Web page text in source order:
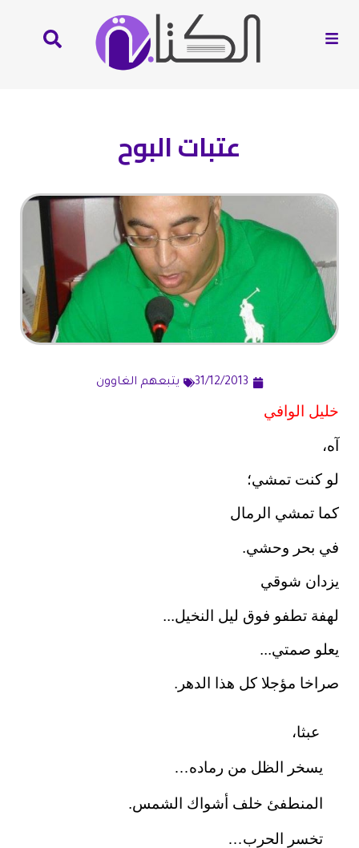
عتبات البوح
31/12/2013 يتبعهم الغاوون
خليل الوافي
آه،
لو كنت تمشي؛
كما تمشي الرمال
في بحر وحشي.
يزدان شوقي
لهفة تطفو فوق ليل النخيل...
يعلو صمتي...
صراخا مؤجلا كل هذا الدهر.
عبثا،
يسخر الظل من رماده…
المنطفئ خلف أشواك الشمس.
تخسر الحرب…